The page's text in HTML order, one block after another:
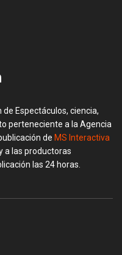
de Espectáculos, ciencia,
perteneciente a la Agencia
de MS Interactiva
a las productoras
las 24 horas.